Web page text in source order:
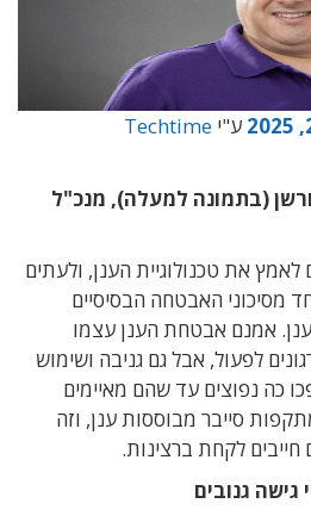
ע"י Techtime
(בתמונה למעלה), מנכ"ל
לאמץ את טכנולוגיית הענן, ולעתים
מסיכוני האבטחה הבסיסיים
אמנם אבטחת הענן עצמו
לפעול, אבל גם גניבה ושימוש
כה נפוצים עד שהם מאיימים
סייבר מבוססות ענן, וזה
חייבים לקחת ברצינות.
גנובים